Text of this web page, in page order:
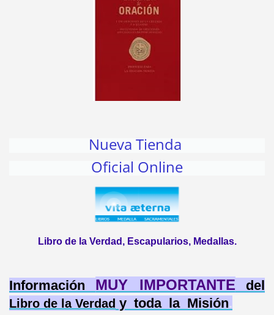
Nueva Tienda
Oficial Online
Libro de la Verdad, Escapularios, Medallas.
Información MUY IMPORTANTE del
Libro de la Verdad y toda la Misión.